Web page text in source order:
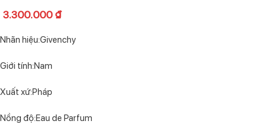
3.300.000₫
Nhãn hiệu:Givenchy
Giới tính:Nam
Xuất xứ:Pháp
Nồng độ:Eau de Parfum